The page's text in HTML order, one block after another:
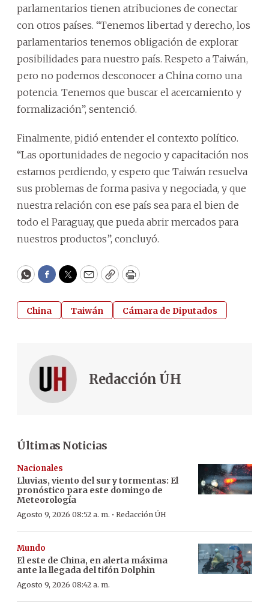
parlamentarios tienen atribuciones de conectar
con otros países. “Tenemos libertad y derecho, los
parlamentarios tenemos obligación de explorar
posibilidades para nuestro país. Respeto a Taiwán,
pero no podemos desconocer a China como una
potencia. Tenemos que buscar el acercamiento y
formalización”, sentenció.
Finalmente, pidió entender el contexto político.
“Las oportunidades de negocio y capacitación nos
estamos perdiendo, y espero que Taiwán resuelva
sus problemas de forma pasiva y negociada, y que
nuestra relación con ese país sea para el bien de
todo el Paraguay, que pueda abrir mercados para
nuestros productos”, concluyó.
WhatsApp
Facebook
Twitter
EmailCopyPrint
China Taiwán Cámara de Diputados
Redacción ÚH
Últimas Noticias
Nacionales
Lluvias, viento del sur y tormentas: El
pronóstico para este domingo de
Meteorología
Agosto 9, 2026 08:52 a. m. · Redacción ÚH
Mundo
El este de China, en alerta máxima
ante la llegada del tifón Dolphin
Agosto 9, 2026 08:42 a. m.